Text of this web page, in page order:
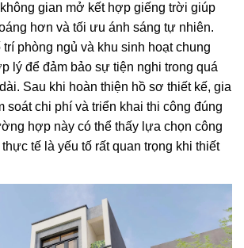
gian mở kết hợp giếng trời giúp
hơn và tối ưu ánh sáng tự nhiên.
phòng ngủ và khu sinh hoạt chung
lý để đảm bảo sự tiện nghi trong quá
Sau khi hoàn thiện hồ sơ thiết kế, gia
soát chi phí và triển khai thi công đúng
hợp này có thể thấy lựa chọn công
tế là yếu tố rất quan trọng khi thiết